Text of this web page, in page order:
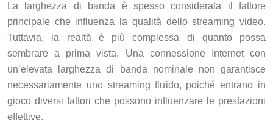
La larghezza di banda è spesso considerata il fattore
principale che influenza la qualità dello streaming video.
Tuttavia, la realtà è più complessa di quanto possa
sembrare a prima vista. Una connessione Internet con
un’elevata larghezza di banda nominale non garantisce
necessariamente uno streaming fluido, poiché entrano in
gioco diversi fattori che possono influenzare le prestazioni
effettive.